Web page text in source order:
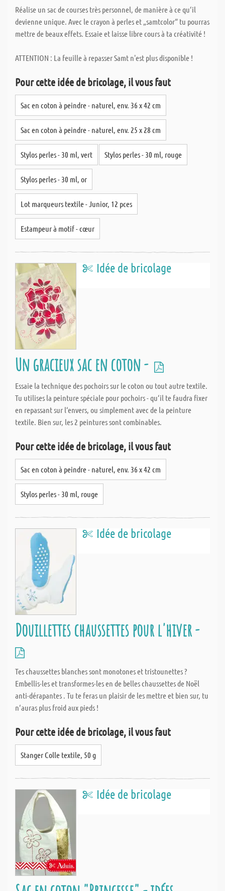
Réalise un sac de courses très personnel, de manière à ce qu‘il
devienne unique. Avec le crayon à perles et „samtcolor“ tu pourras
mettre de beaux effets. Essaie et laisse libre cours à ta créativité !
ATTENTION : La feuille à repasser Samt n'est plus disponible !
Pour cette idée de bricolage, il vous faut
Sac en coton à peindre - naturel, env. 36 x 42 cm
Sac en coton à peindre - naturel, env. 25 x 28 cm
Stylos perles - 30 ml, vert Stylos perles - 30 ml, rouge
Stylos perles - 30 ml, or
Lot marqueurs textile - Junior, 12 pces
Estampeur à motif - cœur
Idée de bricolage
Un gracieux sac en coton -
Essaie la technique des pochoirs sur le coton ou tout autre textile.
Tu utilises la peinture spéciale pour pochoirs - qu‘il te faudra fixer
en repassant sur l‘envers, ou simplement avec de la peinture
textile. Bien sur, les 2 peintures sont combinables.
Pour cette idée de bricolage, il vous faut
Sac en coton à peindre - naturel, env. 36 x 42 cm
Stylos perles - 30 ml, rouge
Idée de bricolage
Douillettes chaussettes pour l'hiver -
Tes chaussettes blanches sont monotones et tristounettes ?
Embellis-les et transformes-les en de belles chaussettes de Noël
anti-dérapantes . Tu te feras un plaisir de les mettre et bien sur, tu
n‘auras plus froid aux pieds !
Pour cette idée de bricolage, il vous faut
Stanger Colle textile, 50 g
Idée de bricolage